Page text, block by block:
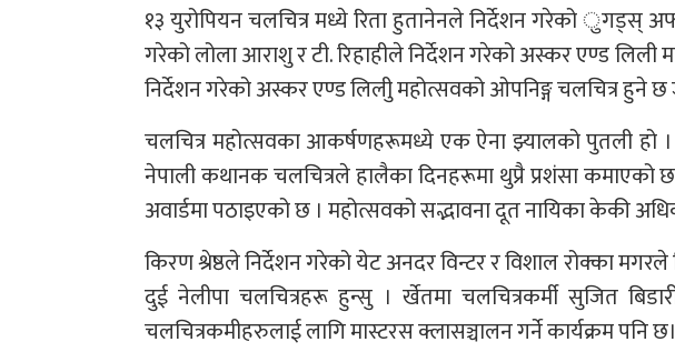
१३ युरोपियन चलचित्र मध्ये रिता हुतानेनले निर्देशन गरेको ुगड्स्
गरेको लोला आराशु र टी. रिहाहीले निर्देशन गरेको अस्कर एण्ड लिली
निर्देशन गरेको अस्कर एण्ड लिलीु महोत्सवको ओपनिङ्ग चलचित्र हुने
चलचित्र महोत्सवका आकर्षणहरूमध्ये एक ऐना झ्यालको पुतली हो
नेपाली कथानक चलचित्रले हालैका दिनहरूमा थुप्रै प्रशंसा कमाएको
अवार्डमा पठाइएको छ । महोत्सवको सद्भावना दूत नायिका केकी
किरण श्रेष्ठले निर्देशन गरेको येट अनदर विन्टर र विशाल रोक्का
दुई नेलीपा चलचित्रहरू हुन्सु । र्खेतमा चलचित्रकर्मी सुजित
चलचित्रकमीहरुलाई लागि मास्टरस क्लासञ्चालन गर्ने कार्यक्रम पनि